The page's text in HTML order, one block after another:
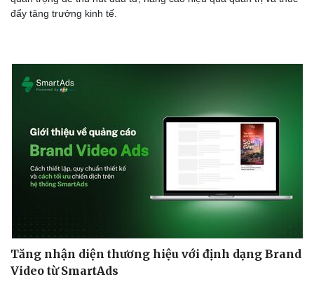
đẩy tăng trưởng kinh tế.
Tăng nhận diện thương hiệu với định dạng Brand
Video từ SmartAds